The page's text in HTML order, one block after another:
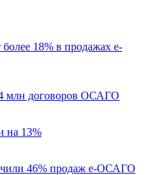
18% в продажах е-
млн договоров ОСАГО
на 13%
46% продаж е-ОСАГО